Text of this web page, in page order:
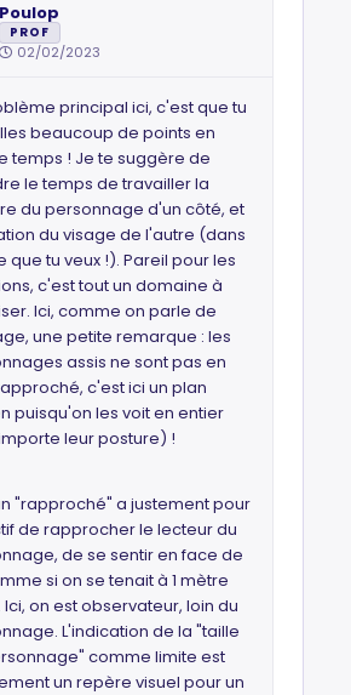
Poulop
PROF
02/02/2023
principal ici, c'est que tu
beaucoup de points en
temps ! Je te suggère de
le temps de travailler la
du personnage d'un côté, et
du visage de l'autre (dans
que tu veux !). Pareil pour les
c'est tout un domaine à
Ici, comme on parle de
une petite remarque : les
assis ne sont pas en
c'est ici un plan
puisqu'on les voit en entier
leur posture) !
"rapproché" a justement pour
de rapprocher le lecteur du
de se sentir en face de
si on se tenait à 1 mètre
Ici, on est observateur, loin du
L'indication de la "taille
comme limite est
un repère visuel pour un